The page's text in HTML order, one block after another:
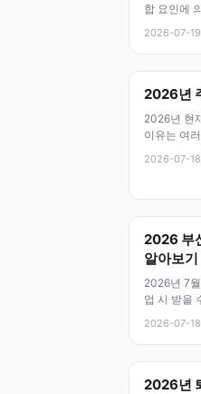
합 요인에
2026-07-19
2026년
2026년 현
이유는 여
2026-07-18
2026 부
알아보기
2026년 7
업 시 받을
2026-07-18
2026년